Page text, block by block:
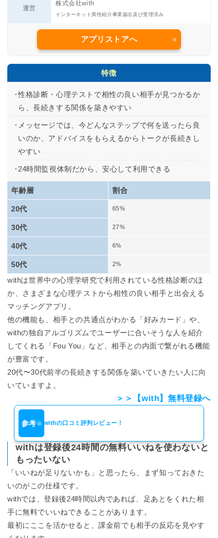
運営
株式会社with
インターネット異性紹介事業届出及び受理済み
アプリストアへ
特徴
性格診断・心理テストで相性の良い相手が見つかるか
ら、長続きする関係を築きやすい
メッセージでは、今どんなステップで何を送ったら良
いのか、アドバイスをもらえるからトークが長続きし
やすい
24時間監視体制だから、安心して利用できる
年齢層 割合
20代 65%
30代 27%
40代 6%
50代 2%
withは世界中の心理学研究で利用されている性格診断のほ
か、さまざまな心理テストから相性の良い相手と出会える
マッチングアプリ。
他の機能も、相手との共通点がわかる「好みカード」や、
withの独自アルゴリズムでユーザーに合いそうな人を紹介
してくれる「Fou You」など、相手との内面で繋がれる機能
が豊富です。
20代〜30代前半の長続きする関係を築いていきたい人に向
いていますよ。
＞＞【with】無料登録へ
参考 withの口コミ評判レビュー！
withは登録後24時間の無料いいねを使わないと
もったいない
「いいねが足りないかも」と思ったら、まず知っておきた
いのがこの仕様です。
withでは、登録後24時間以内であれば、足あとをくれた相
手に無料でいいねできることがあります。
最初にここを活かせると、課金前でも相手の反応を見やす